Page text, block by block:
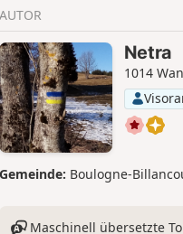
AUTOR
Netra
1014
Gemeinde: Boulogne-
Maschinell übersetzte